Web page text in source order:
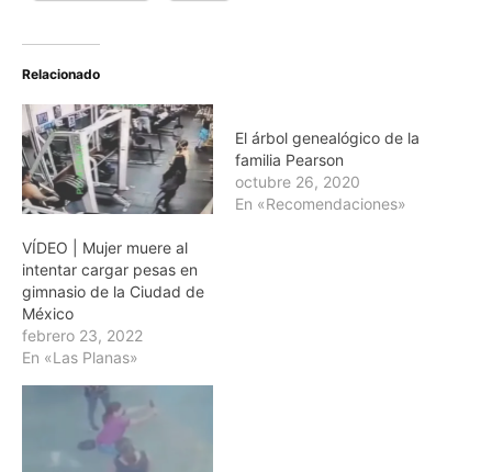
Relacionado
VÍDEO | Mujer muere al
intentar cargar pesas en
gimnasio de la Ciudad de
México
febrero 23, 2022
En «Las Planas»
El árbol genealógico de la
familia Pearson
octubre 26, 2020
En «Recomendaciones»